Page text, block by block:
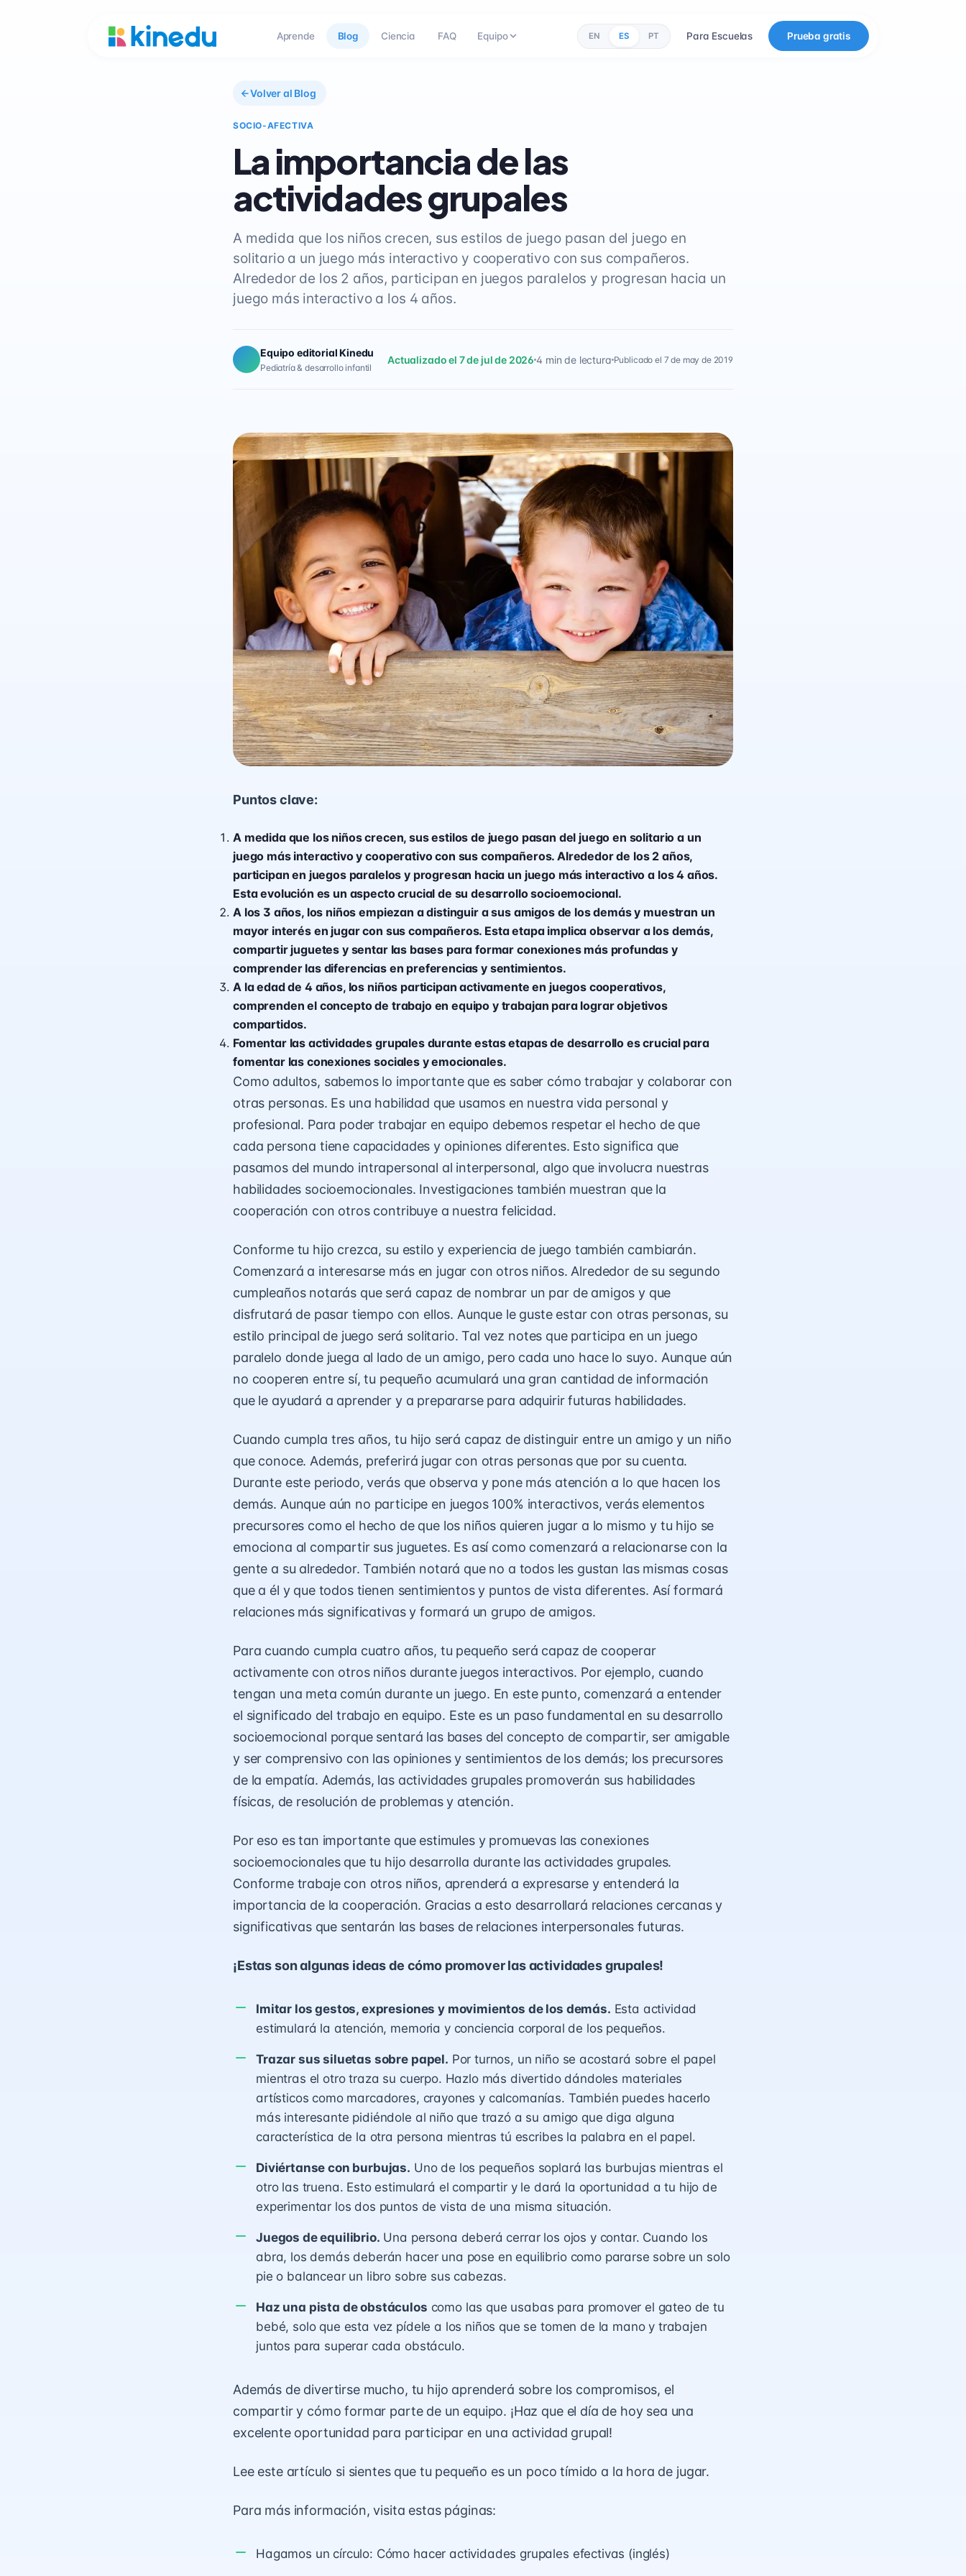
Aprende Blog Ciencia FAQ Equipo EN ES PT Para Escuelas Prueba gratis
Volver al Blog
SOCIO-AFECTIVA
La importancia de las
actividades grupales
A medida que los niños crecen, sus estilos de juego pasan del juego en
solitario a un juego más interactivo y cooperativo con sus compañeros.
Alrededor de los 2 años, participan en juegos paralelos y progresan hacia un
juego más interactivo a los 4 años.
Equipo editorial Kinedu
Pediatría & desarrollo infantil
Actualizado el 7 de jul de 20264 min de lectura Publicado el 7 de may de 2019
Puntos clave:
A medida que los niños crecen, sus estilos de juego pasan del juego en solitario a un
juego más interactivo y cooperativo con sus compañeros. Alrededor de los 2 años,
participan en juegos paralelos y progresan hacia un juego más interactivo a los 4 años.
Esta evolución es un aspecto crucial de su desarrollo socioemocional.
A los 3 años, los niños empiezan a distinguir a sus amigos de los demás y muestran un
mayor interés en jugar con sus compañeros. Esta etapa implica observar a los demás,
compartir juguetes y sentar las bases para formar conexiones más profundas y
comprender las diferencias en preferencias y sentimientos.
A la edad de 4 años, los niños participan activamente en juegos cooperativos,
comprenden el concepto de trabajo en equipo y trabajan para lograr objetivos
compartidos.
Fomentar las actividades grupales durante estas etapas de desarrollo es crucial para
fomentar las conexiones sociales y emocionales.
Como adultos, sabemos lo importante que es saber cómo trabajar y colaborar con
otras personas. Es una habilidad que usamos en nuestra vida personal y
profesional. Para poder trabajar en equipo debemos respetar el hecho de que
cada persona tiene capacidades y opiniones diferentes. Esto significa que
pasamos del mundo intrapersonal al interpersonal, algo que involucra nuestras
habilidades socioemocionales. Investigaciones también muestran que la
cooperación con otros contribuye a nuestra felicidad.
Conforme tu hijo crezca, su estilo y experiencia de juego también cambiarán.
Comenzará a interesarse más en jugar con otros niños. Alrededor de su segundo
cumpleaños notarás que será capaz de nombrar un par de amigos y que
disfrutará de pasar tiempo con ellos. Aunque le guste estar con otras personas, su
estilo principal de juego será solitario. Tal vez notes que participa en un juego
paralelo donde juega al lado de un amigo, pero cada uno hace lo suyo. Aunque aún
no cooperen entre sí, tu pequeño acumulará una gran cantidad de información
que le ayudará a aprender y a prepararse para adquirir futuras habilidades.
Cuando cumpla tres años, tu hijo será capaz de distinguir entre un amigo y un niño
que conoce. Además, preferirá jugar con otras personas que por su cuenta.
Durante este periodo, verás que observa y pone más atención a lo que hacen los
demás. Aunque aún no participe en juegos 100% interactivos, verás elementos
precursores como el hecho de que los niños quieren jugar a lo mismo y tu hijo se
emociona al compartir sus juguetes. Es así como comenzará a relacionarse con la
gente a su alrededor. También notará que no a todos les gustan las mismas cosas
que a él y que todos tienen sentimientos y puntos de vista diferentes. Así formará
relaciones más significativas y formará un grupo de amigos.
Para cuando cumpla cuatro años, tu pequeño será capaz de cooperar
activamente con otros niños durante juegos interactivos. Por ejemplo, cuando
tengan una meta común durante un juego. En este punto, comenzará a entender
el significado del trabajo en equipo. Este es un paso fundamental en su desarrollo
socioemocional porque sentará las bases del concepto de compartir, ser amigable
y ser comprensivo con las opiniones y sentimientos de los demás; los precursores
de la empatía. Además, las actividades grupales promoverán sus habilidades
físicas, de resolución de problemas y atención.
Por eso es tan importante que estimules y promuevas las conexiones
socioemocionales que tu hijo desarrolla durante las actividades grupales.
Conforme trabaje con otros niños, aprenderá a expresarse y entenderá la
importancia de la cooperación. Gracias a esto desarrollará relaciones cercanas y
significativas que sentarán las bases de relaciones interpersonales futuras.
¡Estas son algunas ideas de cómo promover las actividades grupales!
Imitar los gestos, expresiones y movimientos de los demás. Esta actividad
estimulará la atención, memoria y conciencia corporal de los pequeños.
Trazar sus siluetas sobre papel. Por turnos, un niño se acostará sobre el papel
mientras el otro traza su cuerpo. Hazlo más divertido dándoles materiales
artísticos como marcadores, crayones y calcomanías. También puedes hacerlo
más interesante pidiéndole al niño que trazó a su amigo que diga alguna
característica de la otra persona mientras tú escribes la palabra en el papel.
Diviértanse con burbujas. Uno de los pequeños soplará las burbujas mientras el
otro las truena. Esto estimulará el compartir y le dará la oportunidad a tu hijo de
experimentar los dos puntos de vista de una misma situación.
Juegos de equilibrio. Una persona deberá cerrar los ojos y contar. Cuando los
abra, los demás deberán hacer una pose en equilibrio como pararse sobre un solo
pie o balancear un libro sobre sus cabezas.
Haz una pista de obstáculos como las que usabas para promover el gateo de tu
bebé, solo que esta vez pídele a los niños que se tomen de la mano y trabajen
juntos para superar cada obstáculo.
Además de divertirse mucho, tu hijo aprenderá sobre los compromisos, el
compartir y cómo formar parte de un equipo. ¡Haz que el día de hoy sea una
excelente oportunidad para participar en una actividad grupal!
Lee este artículo si sientes que tu pequeño es un poco tímido a la hora de jugar.
Para más información, visita estas páginas:
Hagamos un círculo: Cómo hacer actividades grupales efectivas (inglés)